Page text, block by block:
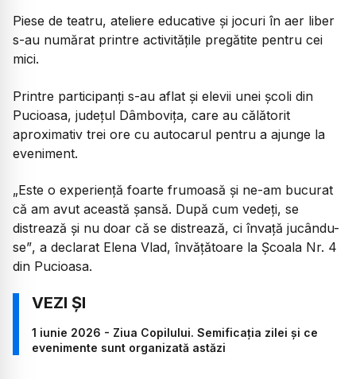
Piese de teatru, ateliere educative și jocuri în aer liber
s-au numărat printre activitățile pregătite pentru cei
mici.
Printre participanți s-au aflat și elevii unei școli din
Pucioasa, județul Dâmbovița, care au călătorit
aproximativ trei ore cu autocarul pentru a ajunge la
eveniment.
„Este o experiență foarte frumoasă și ne-am bucurat
că am avut această șansă. După cum vedeți, se
distrează și nu doar că se distrează, ci învață jucându-
se”, a declarat Elena Vlad, învățătoare la Școala Nr. 4
din Pucioasa.
1 iunie 2026 - Ziua Copilului. Semificația zilei și ce
evenimente sunt organizată astăzi